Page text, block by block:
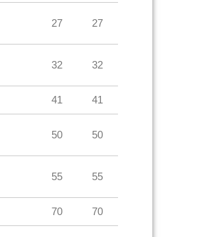
27 27
32 32
41 41
50 50
55 55
70 70